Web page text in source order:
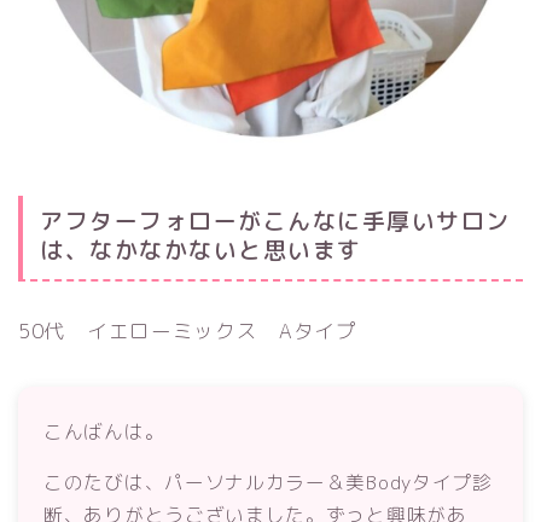
アフターフォローがこんなに手厚いサロン
は、なかなかないと思います
50代 イエローミックス Aタイプ
こんばんは。
このたびは、パーソナルカラー＆美Bodyタイプ診
断、ありがとうございました。ずっと興味があ